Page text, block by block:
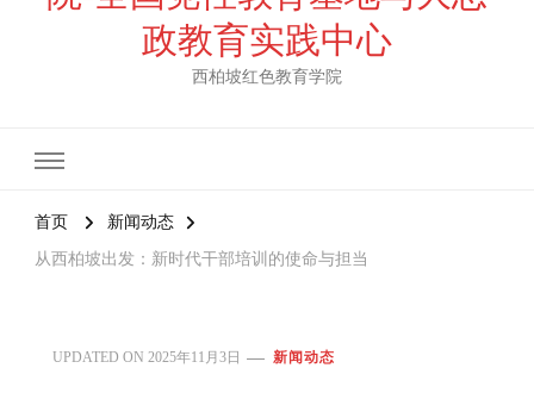
政教育实践中心
西柏坡红色教育学院
首页 新闻动态
从西柏坡出发：新时代干部培训的使命与担当
UPDATED ON 2025年11月3日 新闻动态